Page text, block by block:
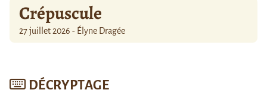
Crépuscule
27 juillet 2026 - Élyne Dragée
DÉCRYPTAGE